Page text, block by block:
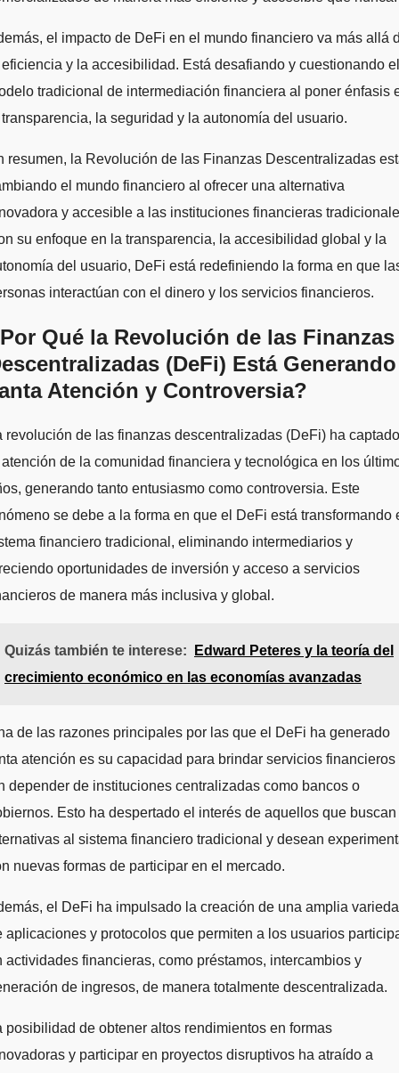
el impacto de DeFi en el mundo financiero va más allá
y la accesibilidad. Está desafiando y cuestionando el
tradicional de intermediación financiera al poner énfasis
la seguridad y la autonomía del usuario.
resumen, la Revolución de las Finanzas Descentralizadas
el mundo financiero al ofrecer una alternativa
y accesible a las instituciones financieras
su enfoque en la transparencia, la accesibilidad global y la
del usuario, DeFi está redefiniendo la forma en que
interactúan con el dinero y los servicios financieros.
Qué la Revolución de las Finanzas
(DeFi) Está Generando
Atención y Controversia?
revolución de las finanzas descentralizadas (DeFi) ha captado
de la comunidad financiera y tecnológica en los
generando tanto entusiasmo como controversia. Este
se debe a la forma en que el DeFi está transformando
financiero tradicional, eliminando intermediarios y
oportunidades de inversión y acceso a servicios
de manera más inclusiva y global.
Quizás también te interese:
Edward Peteres y la teoría del
crecimiento económico en las economías avanzadas
de las razones principales por las que el DeFi ha generado
atención es su capacidad para brindar servicios financieros
depender de instituciones centralizadas como bancos o
Esto ha despertado el interés de aquellos que buscan
al sistema financiero tradicional y desean
nuevas formas de participar en el mercado.
el DeFi ha impulsado la creación de una amplia
aplicaciones y protocolos que permiten a los usuarios
actividades financieras, como préstamos, intercambios y
de ingresos, de manera totalmente descentralizada.
posibilidad de obtener altos rendimientos en formas
y participar en proyectos disruptivos ha atraído a